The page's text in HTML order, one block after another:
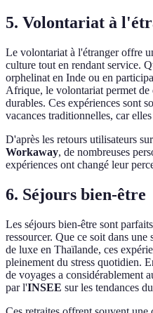
5. Volontariat à
Le volontariat à l'étranger offre
culture tout en rendant service.
orphelinat en Inde ou en
Afrique, le volontariat permet de
durables. Ces expériences sont
vacances traditionnelles, car
D'après les retours utilisateurs
Workaway, de nombreuses
expériences ont changé leur
6. Séjours bien-être
Les séjours bien-être sont
ressourcer. Que ce soit dans
de luxe en Thaïlande, ces
pleinement du stress quotidien.
de voyages a considérablement
par l'INSEE sur les tendances